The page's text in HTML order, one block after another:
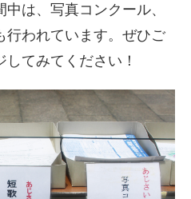
は、写真コンクール、
行われています。ぜひご
てみてください！